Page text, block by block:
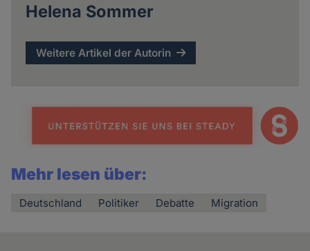
Helena Sommer
Weitere Artikel der Autorin
Mehr lesen über:
Deutschland Politiker Debatte Migration